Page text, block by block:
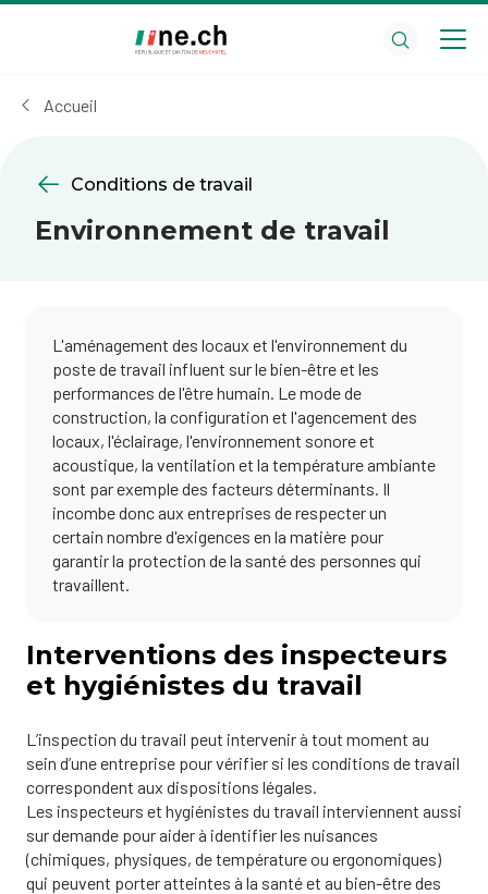
cookies
Accueil
Conditions de travail
Environnement de travail
L'aménagement des locaux et l'environnement du
poste de travail influent sur le bien-être et les
performances de l'être humain. Le mode de
construction, la configuration et l'agencement des
locaux, l'éclairage, l'environnement sonore et
acoustique, la ventilation et la température ambiante
sont par exemple des facteurs déterminants. Il
incombe donc aux entreprises de respecter un
certain nombre d'exigences en la matière pour
garantir la protection de la santé des personnes qui
travaillent.
Interventions des inspecteurs
et hygiénistes du travail
L’inspection du travail peut intervenir à tout moment au
sein d’une entreprise pour vérifier si les conditions de travail
correspondent aux dispositions légales.
Les inspecteurs et hygiénistes du travail interviennent aussi
sur demande pour aider à identifier les nuisances
(chimiques, physiques, de température ou ergonomiques)
qui peuvent porter atteintes à la santé et au bien-être des